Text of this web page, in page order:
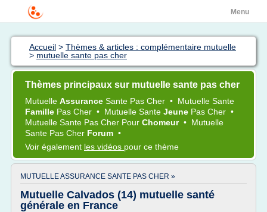
Menu
Accueil > Thèmes & articles : complémentaire mutuelle
> mutuelle sante pas cher
Thèmes principaux sur mutuelle sante pas cher
Mutuelle Assurance Sante Pas Cher • Mutuelle Sante
Famille Pas Cher • Mutuelle Sante Jeune Pas Cher •
Mutuelle Sante Pas Cher Pour Chomeur • Mutuelle
Sante Pas Cher Forum •
Voir également les vidéos pour ce thème
MUTUELLE ASSURANCE SANTE PAS CHER »
Mutuelle Calvados (14) mutuelle santé
générale en France